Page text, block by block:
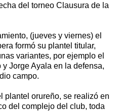
del torneo Clausura de la
(jueves y viernes) el
formó su plantel titular,
variantes, por ejemplo el
Jorge Ayala en la defensa,
campo.
plantel orureño, se realizó en
del complejo del club, toda